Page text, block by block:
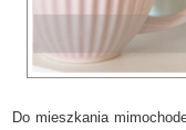
Do mieszkania